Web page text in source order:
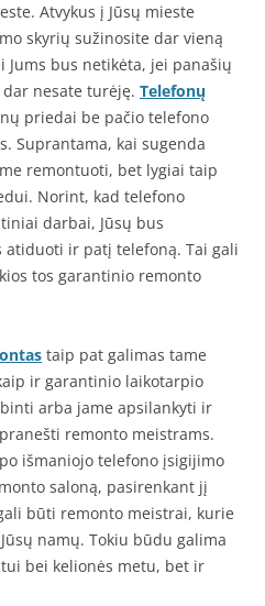
Atvykus į Jūsų mieste
skyrių sužinosite dar vieną
bus netikėta, jei panašių
nesate turėję. Telefonų
priedai be pačio telefono
Suprantama, kai sugenda
remontuoti, bet lygiai taip
Norint, kad telefono
darbai, Jūsų bus
ir patį telefoną. Tai gali
tos garantinio remonto
taip pat galimas tame
ir garantinio laikotarpio
arba jame apsilankyti ir
remonto meistrams.
išmaniojo telefono įsigijimo
saloną, pasirenkant jį
būti remonto meistrai, kurie
namų. Tokiu būdu galima
bei kelionės metu, bet ir